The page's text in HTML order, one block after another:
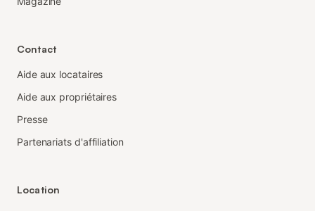
Contact
Aide aux locataires
Aide aux propriétaires
Presse
Partenariats d'affiliation
Location